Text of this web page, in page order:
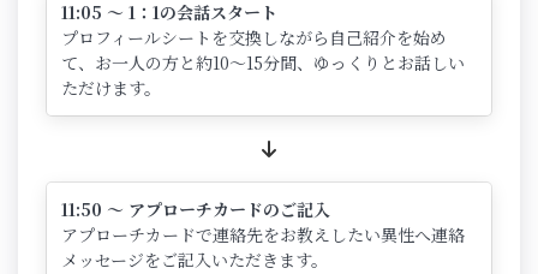
11:05 ～ 1：1の会話スタート
プロフィールシートを交換しながら自己紹介を始め
て、お一人の方と約10～15分間、ゆっくりとお話しい
ただけます。
11:50 ～ アプローチカードのご記入
アプローチカードで連絡先をお教えしたい異性へ連絡
メッセージをご記入いただきます。